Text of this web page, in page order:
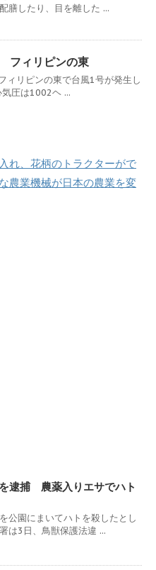
膳したり、目を離した ...
フィリピンの東
ィリピンの東で台風1号が発生し
圧は1002ヘ ...
れ、花柄のトラクターがで
農業機械が日本の農業を変
逮捕 農薬入りエサでハト
公園にまいてハトを殺したとし
は3日、鳥獣保護法違 ...